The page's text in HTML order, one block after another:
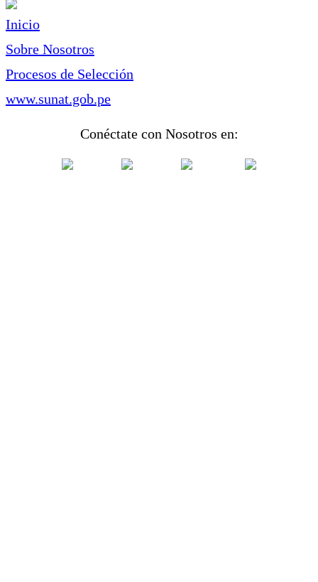
Inicio
Sobre Nosotros
Procesos de Selección
www.sunat.gob.pe
Conéctate con Nosotros en: